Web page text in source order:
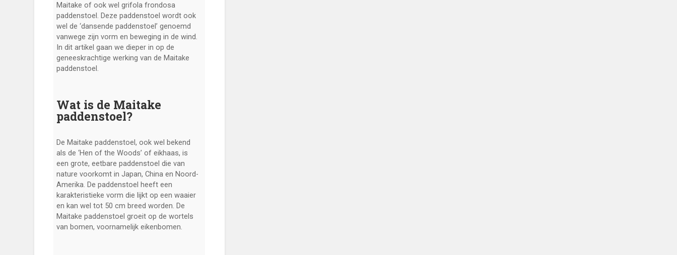
Maitake of ook wel grifola frondosa
paddenstoel. Deze paddenstoel wordt ook
wel de ‘dansende paddenstoel’ genoemd
vanwege zijn vorm en beweging in de wind.
In dit artikel gaan we dieper in op de
geneeskrachtige werking van de Maitake
paddenstoel.
Wat is de Maitake
paddenstoel?
De Maitake paddenstoel, ook wel bekend
als de ‘Hen of the Woods’ of eikhaas, is
een grote, eetbare paddenstoel die van
nature voorkomt in Japan, China en Noord-
Amerika. De paddenstoel heeft een
karakteristieke vorm die lijkt op een waaier
en kan wel tot 50 cm breed worden. De
Maitake paddenstoel groeit op de wortels
van bomen, voornamelijk eikenbomen.